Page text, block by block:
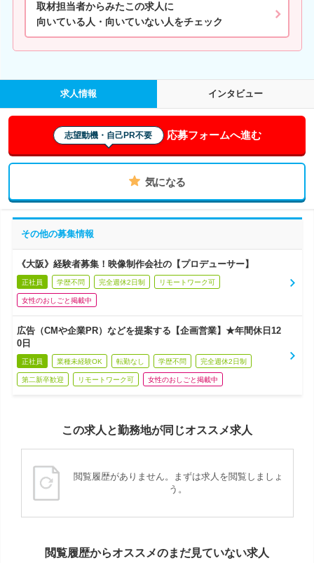
取材担当者からみたこの求人に
向いている人・向いていない人をチェック
求人情報 インタビュー
志望動機・自己PR不要 応募フォームへ進む
気になる
その他の募集情報
《大阪》経験者募集！映像制作会社の【プロデューサー】
正社員 学歴不問 完全週休2日制 リモートワーク可
女性のおしごと掲載中
広告（CMや企業PR）などを提案する【企画営業】★年間休日12
0日
正社員 業種未経験OK 転勤なし 学歴不問 完全週休2日制
第二新卒歓迎 リモートワーク可 女性のおしごと掲載中
この求人と勤務地が同じオススメ求人
閲覧履歴がありません。まずは求人を閲覧しましょ
う。
閲覧履歴からオススメのまだ見ていない求人